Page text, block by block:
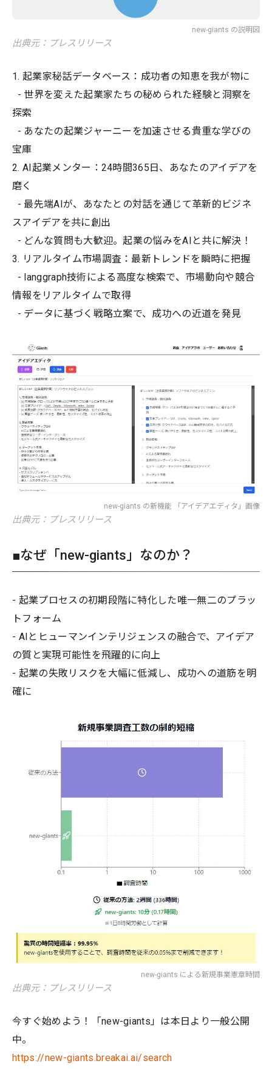
new-giants の説明図
出典元：プレスリリース
1. 起業家秘話データベース：成功者の知恵を我が物に
- 世界を変えた起業家たちの秘められた経験と洞察を
探索
- あなたの起業ジャーニーを加速させる貴重な学びの
宝庫
2. AI起業メンター：24時間365日、あなたのアイデアを
磨く
- 最先端AIが、あなたとの対話を通じて革新的ビジネ
スアイデアを共に創出
- どんな質問も大歓迎。起業の悩みをAIと共に解決！
3. リアルタイム市場調査：最新トレンドを瞬時に把握
- langgraph技術による高度な検索で、市場動向や競合
情報をリアルタイムで取得
- データに基づく戦略立案で、成功への近道を発見
new-giants の新機能 「アイデアエディタ」画像
出典元：プレスリリース
■なぜ「new-giants」なのか？
- 起業プロセスの初期段階に特化した唯一無二のプラッ
トフォーム
- AIとヒューマンインテリジェンスの融合で、アイデア
の質と実現可能性を飛躍的に向上
- 起業の失敗リスクを大幅に低減し、成功への道筋を明
確に
new-giants による新規事業憲章時間
出典元：プレスリリース
今すぐ始めよう！「new-giants」は本日より一般公開
中。
https://new-giants.breakai.ai/search